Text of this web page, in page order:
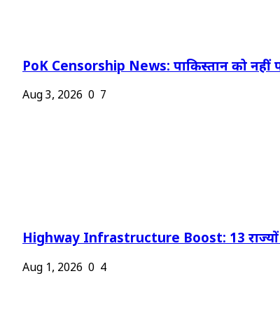
PoK Censorship News: पाकिस्तान को नहीं
Aug 3, 2026 0 7
Highway Infrastructure Boost: 13 राज्यों
Aug 1, 2026 0 4